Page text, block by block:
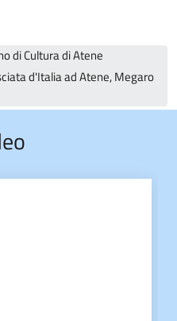
di Cultura di Atene
d'Italia ad Atene, Megaro